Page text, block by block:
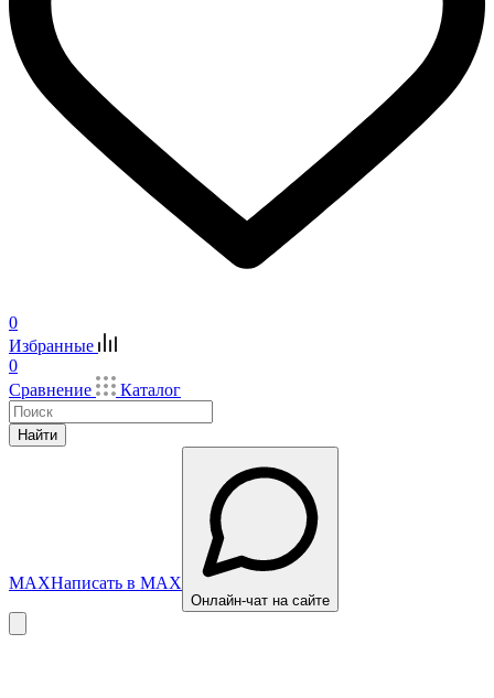
0
Избранные
0
Сравнение
Каталог
Найти
MAXНаписать в MAX
Онлайн-чат на сайте